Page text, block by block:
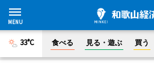
33°C 食べる 見る・遊ぶ 買う